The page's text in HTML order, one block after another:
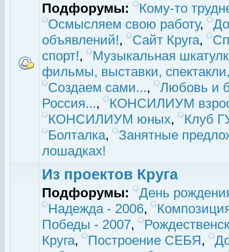
Подфорумы:
Кому-то
Осмысляем свою работу,
объявлений!, Сайт Круга,
спорт!,
Музыкальная
фильмы, выставки,
Создаем сами...,
Любовь и
Россия...,
КОНСИЛИУМ
КОНСИЛИУМ юных,
Клуб
Болталка,
Занятные
лошадках!
Из проектов Круга
Подфорумы:
День
Надежда - 2006,
Победы - 2007,
Круга, Построение СЕБЯ,